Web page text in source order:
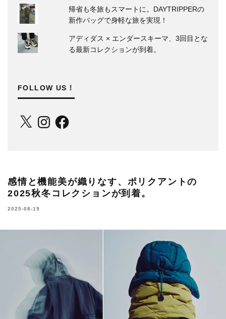
帰省も冬旅もスマートに。DAYTRIPPERの
新作バッグで身軽な旅を実現！
アディダス × エンダースキーマ、3回目とな
る最新コレクションが到着。
FOLLOW US！
X InstagramFacebook
感情と機能美が織りなす、ポリクアントの
2025秋冬コレクションが到着。
2025-08-19